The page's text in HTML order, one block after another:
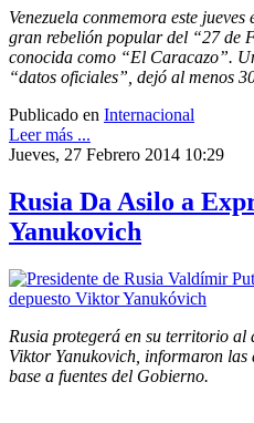
Venezuela conmemora este
gran rebelión popular del “27 de
conocida como “El Caracazo”.
“datos oficiales”, dejó al menos
Publicado en Internacional
Leer más ...
Jueves, 27 Febrero 2014 10:29
Rusia Da Asilo a
Yanukovich
Rusia protegerá en su territorio al
Viktor Yanukovich, informaron las
base a fuentes del Gobierno.